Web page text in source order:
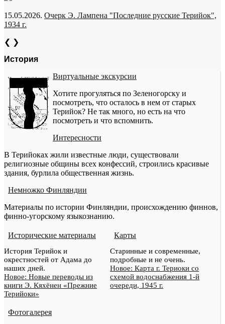
15.05.2026. Очерк Э. Лампена "Последние русские Терийок",
1934 г.
❮ ❯
История
Виртуальные экскурсии
Хотите прогуляться по Зеленогорску и
посмотреть, что осталось в нем от старых
Терийок? Не так много, но есть на что
посмотреть и что вспомнить.
Интересности
В Терийоках жили известные люди, существовали
религиозные общины всех конфессий, строились красивые
здания, бурлила общественная жизнь.
Немножко Финляндии
Материалы по истории Финляндии, происхождению финнов,
финно-угорскому языкознанию.
Исторические материалы
История Терийок и
окрестностей от Адама до
наших дней.
Новое: Новые переводы из
книги Э. Кяхёнен «Прежние
Терийоки»
Карты
Старинные и современные,
подробные и не очень.
Новое: Карта г. Териоки со
схемой водоснабжения 1-й
очереди, 1945 г.
Фотогалерея